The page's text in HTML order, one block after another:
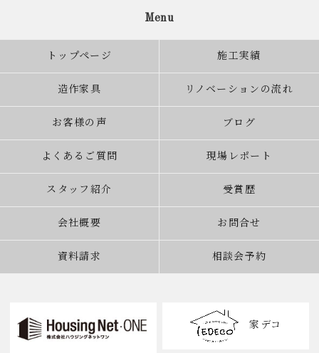
Menu
トップページ 施工実績
造作家具 リノベーションの流れ
お客様の声 ブログ
よくあるご質問 現場レポート
スタッフ紹介 受賞歴
会社概要 お問合せ
資料請求 相談会予約
家デコ